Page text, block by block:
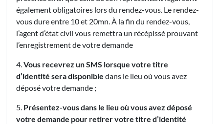
également obligatoires lors du rendez-vous. Le rendez-
vous dure entre 10 et 20mn. À la fin du rendez-vous,
l’agent d’état civil vous remettra un récépissé prouvant
l’enregistrement de votre demande
4.Vous recevrez un SMS lorsque votre titre
d’identité sera disponible dans le lieu où vous avez
déposé votre demande ;
5. Présentez-vous dans le lieu où vous avez déposé
votre demande pour retirer votre titre d’identité